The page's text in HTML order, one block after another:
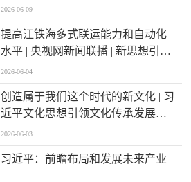
2026-06-09
提高江铁海多式联运能力和自动化
水平 | 央视网新闻联播 | 新思想引领
新征程 | 西部陆海新通道跑出高水平
对外开放“加速度”
2026-06-04
创造属于我们这个时代的新文化 | 习
近平文化思想引领文化传承发展开
创新局面
2026-06-03
习近平：前瞻布局和发展未来产业